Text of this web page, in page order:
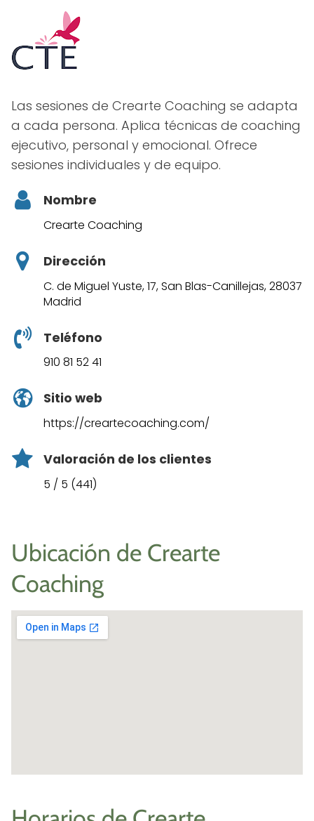
Las sesiones de Crearte Coaching se adapta
a cada persona. Aplica técnicas de coaching
ejecutivo, personal y emocional. Ofrece
sesiones individuales y de equipo.
Nombre
Crearte Coaching
Dirección
C. de Miguel Yuste, 17, San Blas-Canillejas, 28037
Madrid
Teléfono
910 81 52 41
Sitio web
https://creartecoaching.com/
Valoración de los clientes
5 / 5 (441)
Ubicación de Crearte
Coaching